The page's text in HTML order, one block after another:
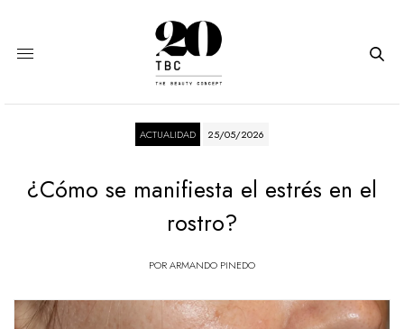
ACTUALIDAD 25/05/2026
¿Cómo se manifiesta el estrés en el
rostro?
PORARMANDO PINEDO